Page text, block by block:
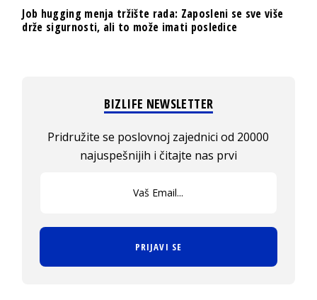
Job hugging menja tržište rada: Zaposleni se sve više
drže sigurnosti, ali to može imati posledice
BIZLIFE NEWSLETTER
Pridružite se poslovnoj zajednici od 20000
najuspešnijih i čitajte nas prvi
PRIJAVI SE